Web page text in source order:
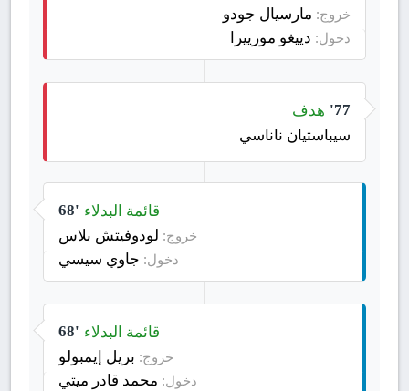
خروج: مارسيال جودو
دخول: دييغو مورييرا
77'
هدف
سيباستيان ناناسي
68' قائمة البدلاء
خروج: لودوفيتش بلاس
دخول: جاوي سيسي
68' قائمة البدلاء
خروج: بريل إيمبولو
دخول: محمد قادر ميتي